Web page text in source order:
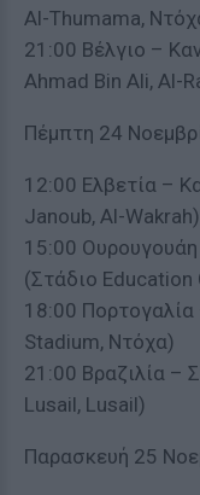
Al-Thumama,
21:00 Βέλγιο –
Ahmad Bin Ali, Al-
Πέμπτη 24
12:00 Ελβετία –
Janoub, Al-Wakrah)
15:00
(Στάδιο Education
18:00 Πορτογαλία
Stadium, Ντόχα)
21:00 Βραζιλία –
Lusail, Lusail)
Παρασκευή 25